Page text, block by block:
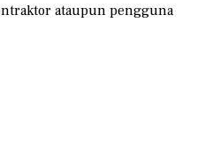
ataupun pengguna